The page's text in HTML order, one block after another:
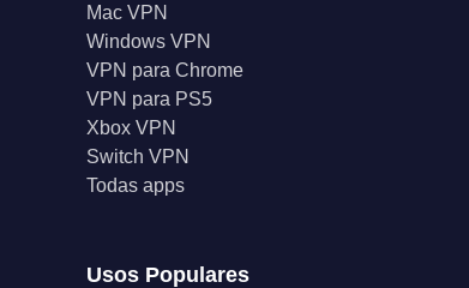
Mac VPN
Windows VPN
VPN para Chrome
VPN para PS5
Xbox VPN
Switch VPN
Todas apps
Usos Populares